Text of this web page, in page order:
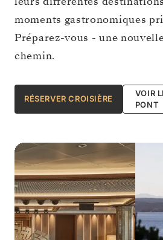
moments gastronomiques
Préparez-vous - une
chemin.
RÉSERVER CROISIÈRE
VOIR
PONT